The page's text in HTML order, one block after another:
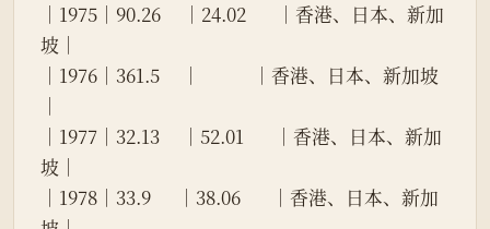
│1975│90.26     │24.02       │香港、日本、新加
坡│
│1976│361.5     │            │香港、日本、新加坡
│
│1977│32.13     │52.01       │香港、日本、新加
坡│
│1978│33.9      │38.06       │香港、日本、新加